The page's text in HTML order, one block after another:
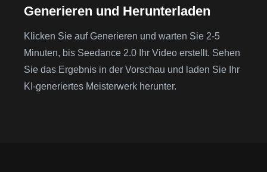
Generieren und Herunterladen
Klicken Sie auf Generieren und warten Sie 2-5
Minuten, bis Seedance 2.0 Ihr Video erstellt. Sehen
Sie das Ergebnis in der Vorschau und laden Sie Ihr
KI-generiertes Meisterwerk herunter.